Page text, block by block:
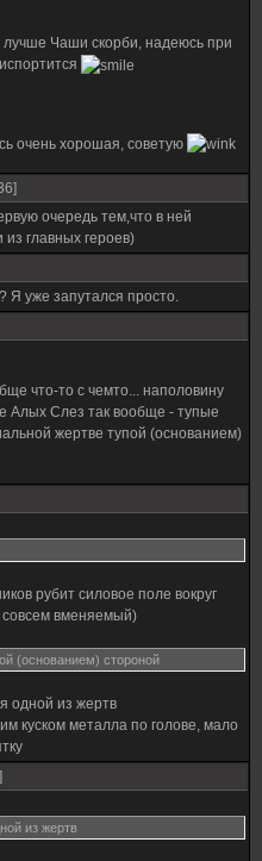
лучше Чаши скорби, надеюсь при
очень хорошая, советую
очередь тем,что в ней
главных героев)
Я уже запутался просто.
что-то с чемто... наполовину
Алых Слез так вообще - тупые
жертве тупой (основанием)
рубит силовое поле вокруг
совсем вменяемый)
(основанием) стороной
одной из жертв
куском металла по голове, мало
из жертв